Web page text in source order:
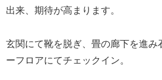
出来、期待が高まります。
玄関にて靴を脱ぎ、畳の廊下を進み
ーフロアにてチェックイン。